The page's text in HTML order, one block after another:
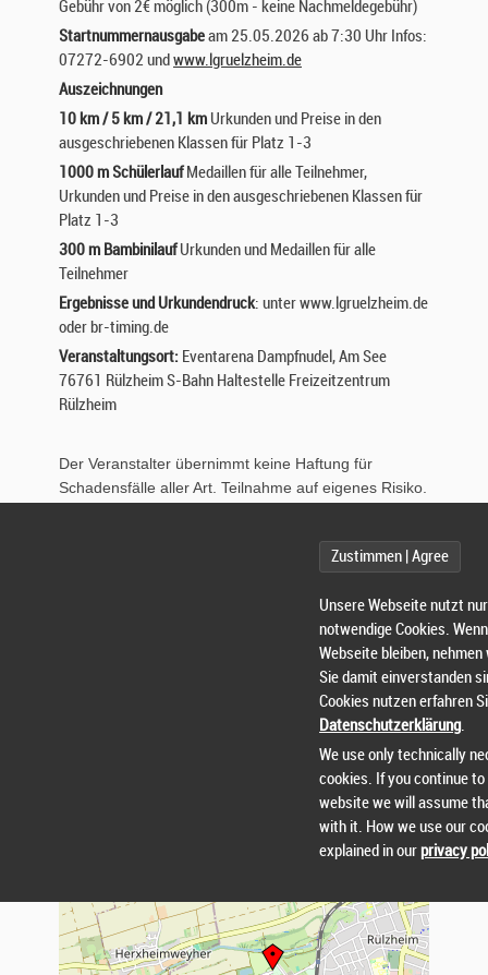
Gebühr von 2€ möglich (300m - keine Nachmeldegebühr)
Startnummernausgabeam 25.05.2026 ab 7:30 Uhr Infos:
07272-6902 und www.lgruelzheim.de
Auszeichnungen
1 0 km / 5 km / 21,1 km Urkunden und Preise in den
ausgeschriebenen Klassen für Platz 1-3
1000 m SchülerlaufMedaillen für alle Teilnehmer,
Urkunden und Preise in den ausgeschriebenen Klassen für
Platz 1-3
300 m BambinilaufUrkunden und Medaillen für alle
Teilnehmer
Ergebnisse und Urkundendruck: unter www.lgruelzheim.de
oder br-timing.de
Veranstaltungsort: Eventarena Dampfnudel, Am See
76761 Rülzheim S-Bahn Haltestelle Freizeitzentrum
Rülzheim
Der Veranstalter übernimmt keine Haftung für
Schadensfälle aller Art. Teilnahme auf eigenes Risiko.
der Teilnehmer im Rahmen der
nd bei der
Ort). Die Einwilligung erfolgt bei
Zustimmen | Agree
Unsere Webseite nutzt
notwendige Cookies.
Webseite bleiben, nehmen
Sie damit einverstanden
Cookies nutzen erfahren
Datenschutzerklärung.
We use only technically
cookies. If you continue
website we will assume
with it. How we use our
explained in ourprivacy